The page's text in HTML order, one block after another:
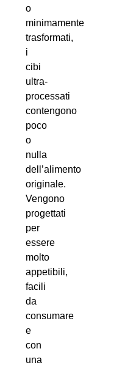
o
minimamente
trasformati,
i
cibi
ultra-
processati
contengono
poco
o
nulla
dell’alimento
originale.
Vengono
progettati
per
essere
molto
appetibili,
facili
da
consumare
e
con
una